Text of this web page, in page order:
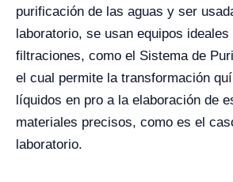
purificación de las aguas y ser
laboratorio, se usan equipos ideales
filtraciones, como el Sistema de
el cual permite la transformación
líquidos en pro a la elaboración de
materiales precisos, como es el
laboratorio.